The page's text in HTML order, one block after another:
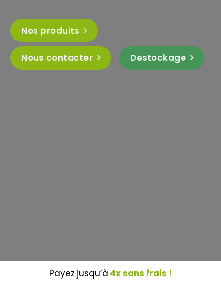
Nos produits
Nous contacter Destockage
Payez jusqu’à 4x sans frais !